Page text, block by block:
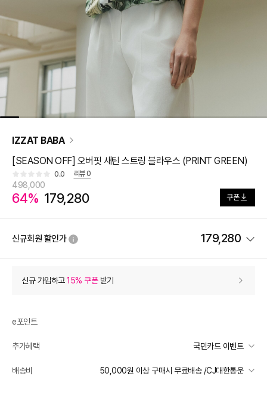
IZZAT BABA
[SEASON OFF] 오버핏 새틴 스트링 블라우스 (PRINT GREEN)
0.0 리뷰0
498,000
64% 179,280 쿠폰
신규회원 할인가 179,280
상품 할인 (자동적용)
상품 쿠폰 할인 - 19,920
[아이잗바바OUTLET] 8월 상품쿠폰 10% - 19920
신규 가입하고15% 쿠폰받기
e포인트
추가혜택 국민카드 이벤트
국민카드 이벤트
배송비 50,000원 이상 구매시 무료배송 /CJ대한통운